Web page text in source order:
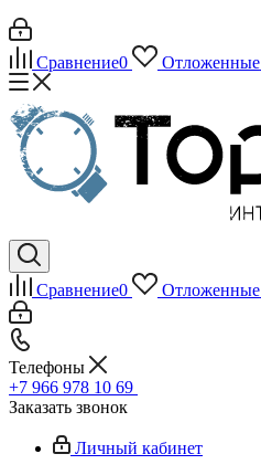
Сравнение0 Отложенные
Сравнение0 Отложенные
Телефоны
+7 966 978 10 69
Заказать звонок
Личный кабинет